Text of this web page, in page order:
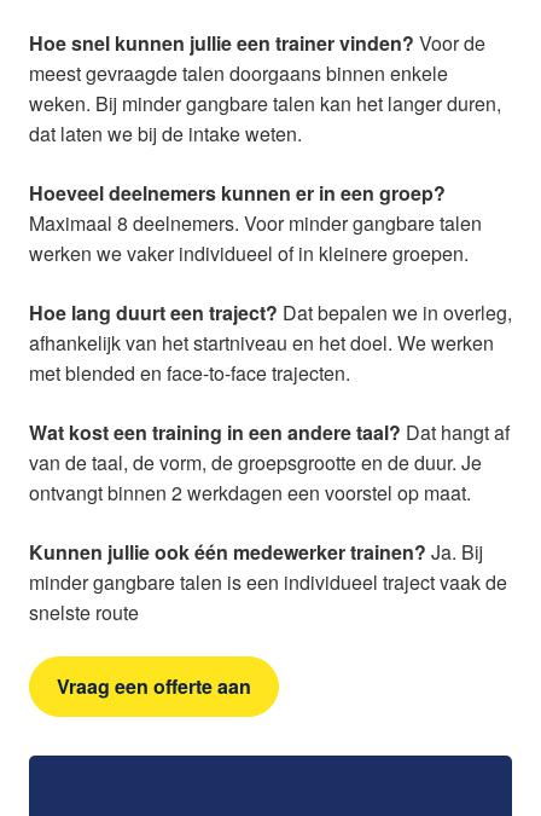
Hoe snel kunnen jullie een trainer vinden? Voor de
meest gevraagde talen doorgaans binnen enkele
weken. Bij minder gangbare talen kan het langer duren,
dat laten we bij de intake weten.
Hoeveel deelnemers kunnen er in een groep?
Maximaal 8 deelnemers. Voor minder gangbare talen
werken we vaker individueel of in kleinere groepen.
Hoe lang duurt een traject? Dat bepalen we in overleg,
afhankelijk van het startniveau en het doel. We werken
met blended en face-to-face trajecten.
Wat kost een training in een andere taal? Dat hangt af
van de taal, de vorm, de groepsgrootte en de duur. Je
ontvangt binnen 2 werkdagen een voorstel op maat.
Kunnen jullie ook één medewerker trainen? Ja. Bij
minder gangbare talen is een individueel traject vaak de
snelste route
Vraag een offerte aan